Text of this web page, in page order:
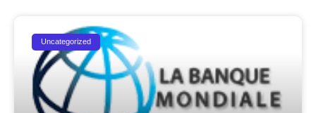
Uncategorized